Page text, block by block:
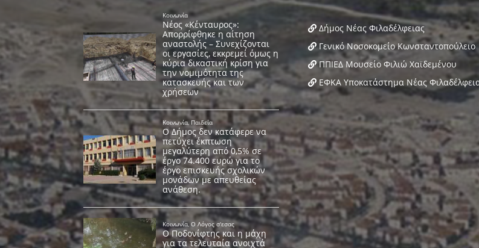
Δήμος Νέας Φιλαδέλφειας
Γενικό Νοσοκομείο Κωνσταντοπούλειο
ΠΠΙΕΔ Μουσείο Φιλιώ Χαϊδεμένου
ΕΦΚΑ Υποκατάστημα Νέας